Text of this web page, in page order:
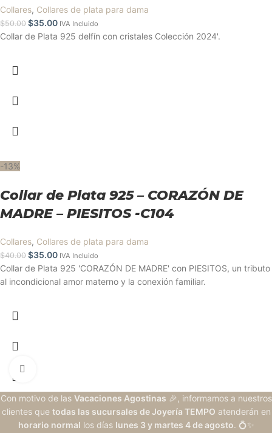
Collares, Collares de plata para dama
$50.00 $35.00 IVA Incluido
Collar de Plata 925 delfín con cristales Colección 2024'.
-13%
Collar de Plata 925 – CORAZÓN DE
MADRE – PIESITOS -C104
Collares, Collares de plata para dama
$40.00 $35.00 IVA Incluido
Collar de Plata 925 'CORAZÓN DE MADRE' con PIESITOS, un tributo
al incondicional amor materno y la conexión familiar.
Con motivo de las Vacaciones Agostinas 🎉, informamos a nuestros
clientes que todas las sucursales de Joyería TEMPO atenderán en
horario normal los días lunes 3 y martes 4 de agosto. 💍✨